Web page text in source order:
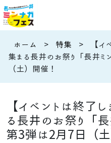
ホーム > 特集 >
【
集まる長井のお祭り「長井
（土）開催！
【イベントは終了
る長井のお祭り「長
第3弾は2月7日（